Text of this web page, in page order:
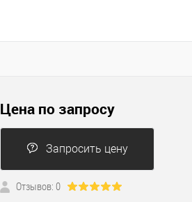
Цена по запросу
Запросить цену
Отзывов: 0